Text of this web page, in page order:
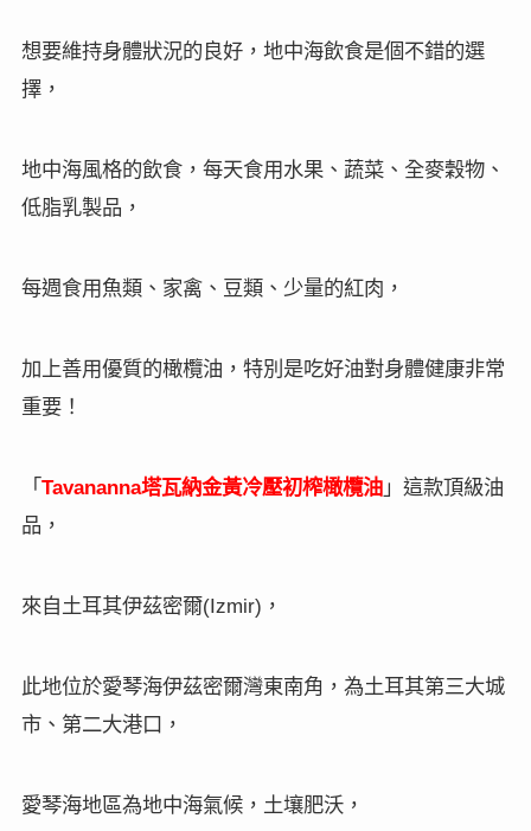
想要維持身體狀況的良好，地中海飲食是個不錯的選
擇，
地中海風格的飲食，每天食用水果、蔬菜、全麥穀物、
低脂乳製品，
每週食用魚類、家禽、豆類、少量的紅肉，
加上善用優質的橄欖油，特別是吃好油對身體健康非常
重要！
「Tavananna塔瓦納金黃冷壓初榨橄欖油」這款頂級油
品，
來自土耳其伊茲密爾(Izmir) ，
此地位於愛琴海伊茲密爾灣東南角，為土耳其第三大城
市、第二大港口，
愛琴海地區為地中海氣候，土壤肥沃，